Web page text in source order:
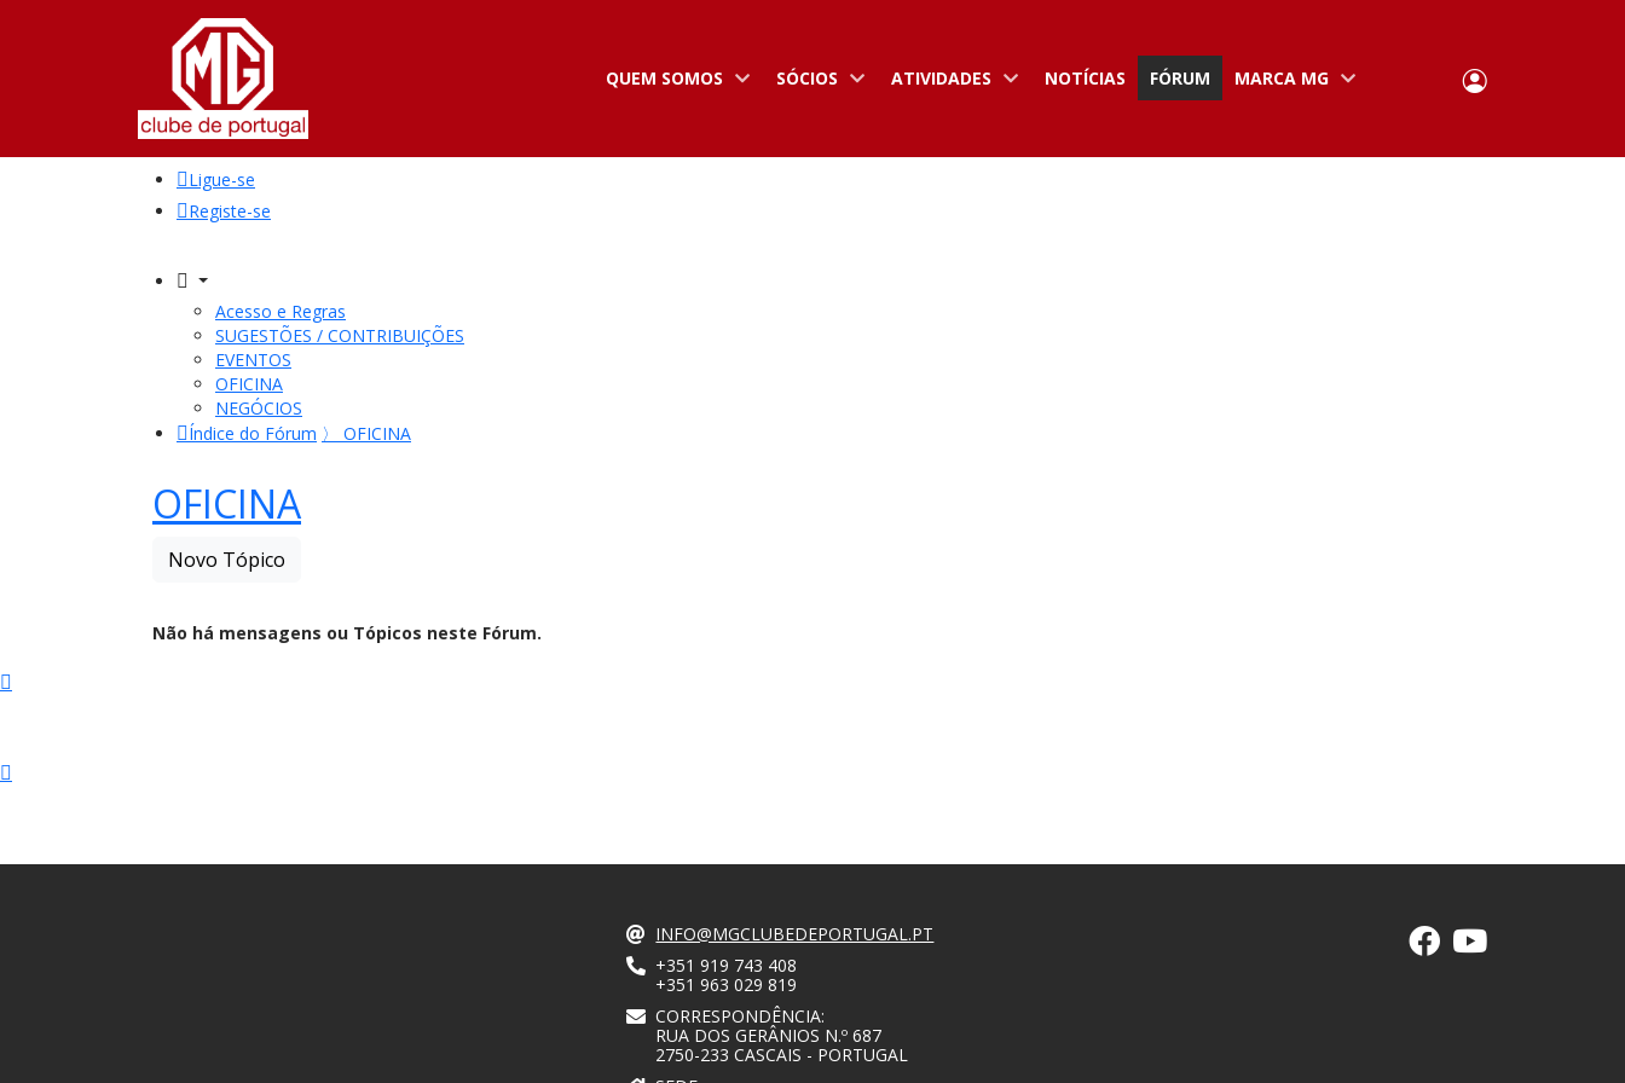
QUEM SOMOS SÓCIOS ATIVIDADES NOTÍCIAS FÓRUM MARCA MG
Portuguese,
EnglishUser
Ligue-se
Registe-se
Acesso e Regras
SUGESTÕES / CONTRIBUIÇÕES
EVENTOS
OFICINA
NEGÓCIOS
Índice do Fórum 〉 OFICINA
OFICINA
Novo Tópico
Não há mensagens ou Tópicos neste Fórum.
INFO@MGCLUBEDEPORTUGAL.PT
+351 919 743 408
+351 963 029 819
CORRESPONDÊNCIA:
RUA DOS GERÂNIOS N.º 687
2750-233 CASCAIS - PORTUGAL